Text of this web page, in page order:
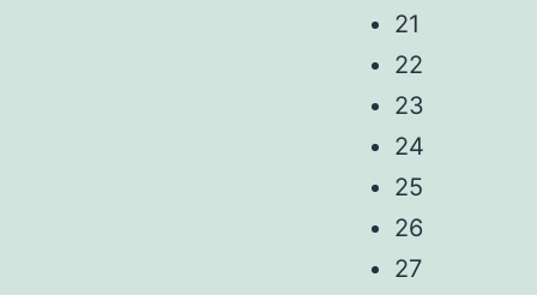
21
22
23
24
25
26
27